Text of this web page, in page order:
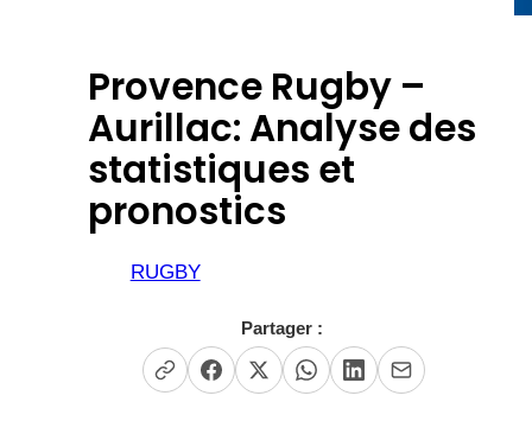
Provence Rugby –
Aurillac: Analyse des
statistiques et
pronostics
RUGBY
Partager :